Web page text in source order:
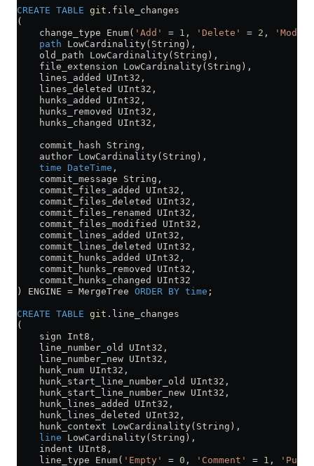
CREATE TABLE git .file_changes
(
    change_type Enum(
'Add' = 1 , 'Delete' = 2 ,
    path
LowCardinality(String),
    old_path LowCardinality(String),
    file_extension LowCardinality(String),
    lines_added UInt32,
    lines_deleted UInt32,
    hunks_added UInt32,
    hunks_removed UInt32,
    hunks_changed UInt32,
    commit_hash String,
    author LowCardinality(String),
    time
DateTime ,
    commit_message String,
    commit_files_added UInt32,
    commit_files_deleted UInt32,
    commit_files_renamed UInt32,
    commit_files_modified UInt32,
    commit_lines_added UInt32,
    commit_lines_deleted UInt32,
    commit_hunks_added UInt32,
    commit_hunks_removed UInt32,
    commit_hunks_changed UInt32
) ENGINE = MergeTree ORDER BY time ;
CREATE TABLE git .line_changes
(
    sign Int8,
    line_number_old UInt32,
    line_number_new UInt32,
    hunk_num UInt32,
    hunk_start_line_number_old UInt32,
    hunk_start_line_number_new UInt32,
    hunk_lines_added UInt32,
    hunk_lines_deleted UInt32,
    hunk_context LowCardinality(String),
    line
LowCardinality(String),
    indent UInt8,
    line_type Enum(
'Empty' = 0 , 'Comment' = 1 ,